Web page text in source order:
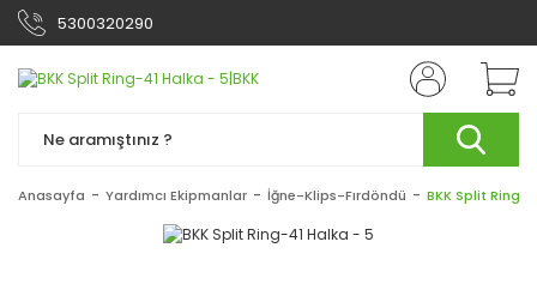
5300320290
Anasayfa Yardımcı Ekipmanlar İğne-Klips-Fırdöndü BKK Split Ring-